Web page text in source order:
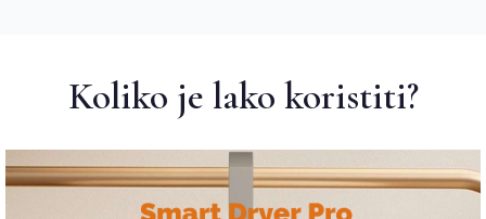
Koliko je lako koristiti?